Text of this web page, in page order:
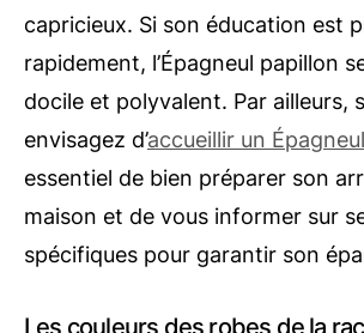
capricieux. Si son éducation est
rapidement, l’Épagneul papillon
docile et polyvalent. Par ailleurs,
envisagez d’accueillir un
essentiel de bien préparer son
maison et de vous informer sur
spécifiques pour garantir son
Les couleurs des robes de la